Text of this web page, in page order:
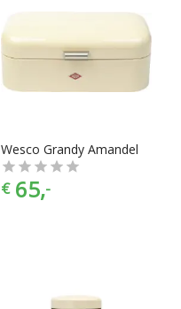
Wesco Grandy Amandel
€ 65,-